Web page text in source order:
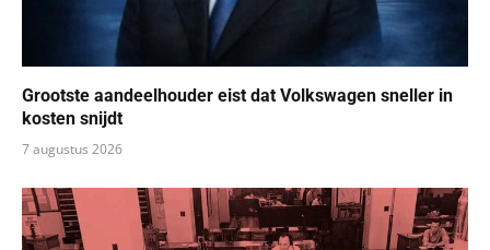
Grootste aandeelhouder eist dat Volkswagen sneller in
kosten snijdt
7 augustus 2026